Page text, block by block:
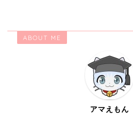
ABOUT ME
アマえもん